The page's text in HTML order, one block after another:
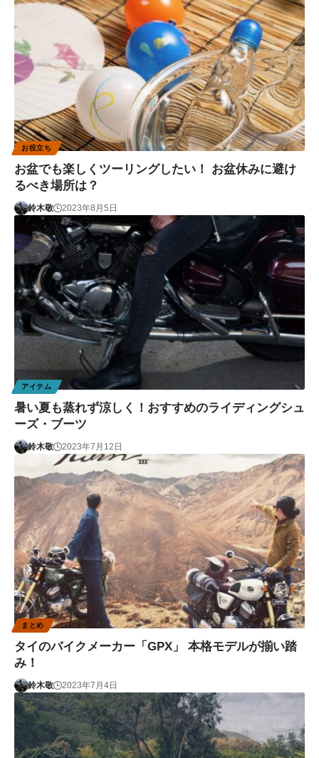
お役立ち
お盆でも楽しくツーリングしたい！ お盆休みに避け
るべき場所は？
鈴木敬 2023年8月5日
アイテム
暑い夏も蒸れず涼しく！おすすめのライディングシュ
ーズ・ブーツ
鈴木敬 2023年7月12日
まとめ
タイのバイクメーカー「GPX」 本格モデルが揃い踏
み！
鈴木敬 2023年7月4日